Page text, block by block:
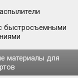
быстросъемными
материалы для